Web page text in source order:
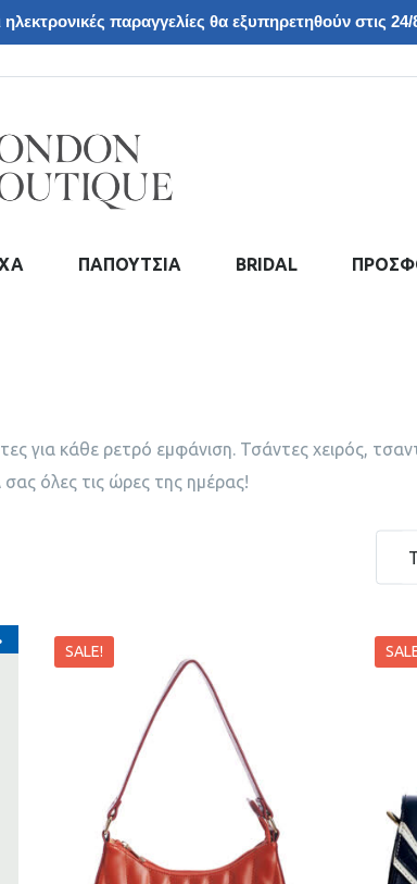
παραγγελίες θα εξυπηρετηθούν στις 24/
ΠΑΠΟΥΤΣΙΑ BRIDAL
για κάθε ρετρό εμφάνιση. Τσάντες χειρός,
όλες τις ώρες της ημέρας!
SALE!